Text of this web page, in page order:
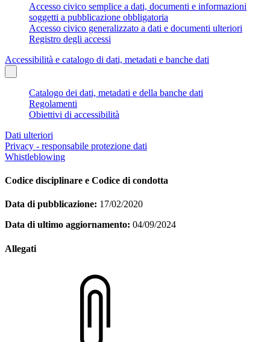
Accesso civico semplice a dati, documenti e informazioni
soggetti a pubblicazione obbligatoria
Accesso civico generalizzato a dati e documenti ulteriori
Registro degli accessi
Accessibilità e catalogo di dati, metadati e banche dati
Catalogo dei dati, metadati e della banche dati
Regolamenti
Obiettivi di accessibilità
Dati ulteriori
Privacy - responsabile protezione dati
Whistleblowing
Codice disciplinare e Codice di condotta
Data di pubblicazione: 17/02/2020
Data di ultimo aggiornamento: 04/09/2024
Allegati